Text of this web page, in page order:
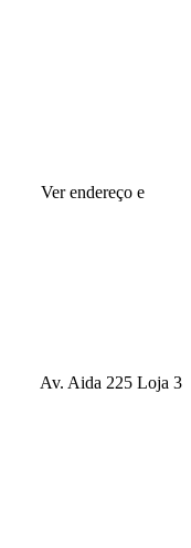
Ver endereço e
Av. Aida 225 Loja 3